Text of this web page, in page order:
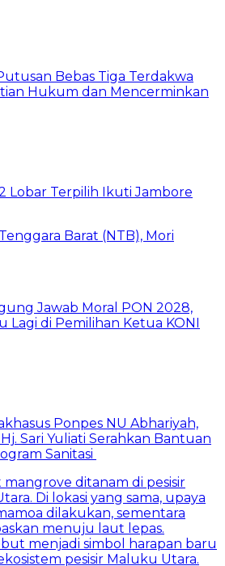
Bebas Tiga Terdakwa
Hukum dan Mencerminkan
Lobar Terpilih Ikuti Jambore
Jawab Moral PON 2028,
Lagi di Pemilihan Ketua KONI
Ponpes NU Abhariyah,
Sari Yuliati Serahkan Bantuan
Sanitasi